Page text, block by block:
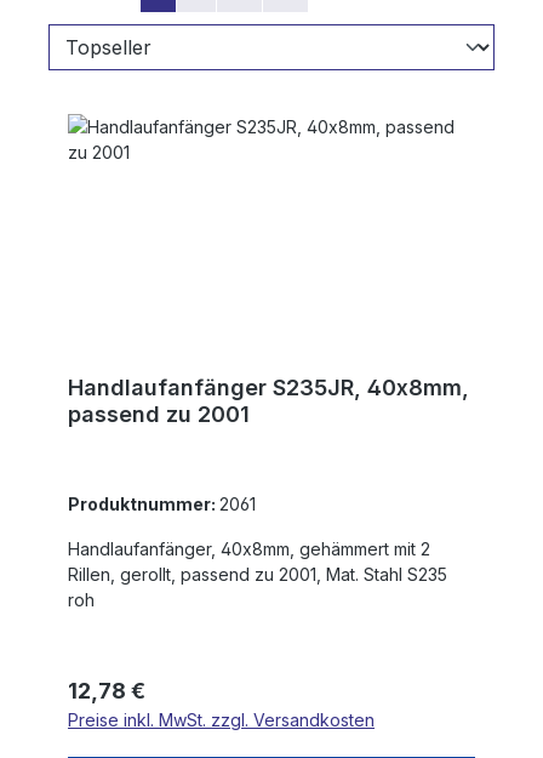
Handlaufanfänger S235JR, 40x8mm,
passend zu 2001
Produktnummer: 2061
Handlaufanfänger, 40x8mm, gehämmert mit 2
Rillen, gerollt, passend zu 2001, Mat. Stahl S235
roh
Regulärer Preis:
12,78 €
Preise inkl. MwSt. zzgl. Versandkosten